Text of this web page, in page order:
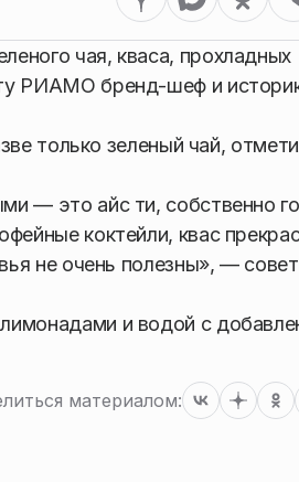
чая, кваса, прохладных
РИАМО бренд-шеф и
только зеленый чай,
— это айс ти, собственно
коктейли, квас
не очень полезны», —
и водой с
материалом: